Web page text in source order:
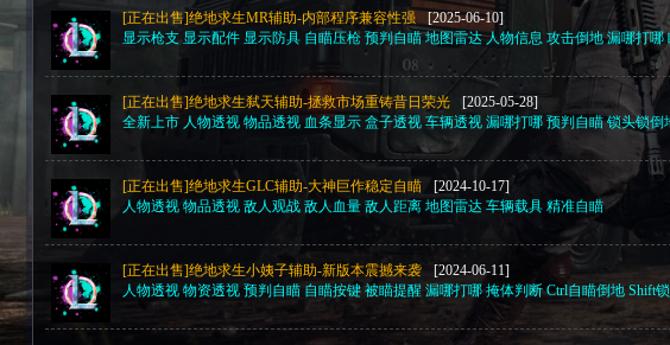
[正在出售]绝地求生MR辅助-内部程序兼容性强
[2025-06-10]
显示枪支 显示配件 显示防具 自瞄压枪 预判自瞄 地图雷达 人物信息 攻击倒地 漏哪打哪
[正在出售]绝地求生弑天辅助-拯救市场重铸昔日荣光
[2025-05-28]
全新上市 人物透视 物品透视 血条显示 盒子透视 车辆透视 漏哪打哪 预判自瞄 锁头锁倒
[正在出售]绝地求生GLC辅助-大神巨作稳定自瞄
[2024-10-17]
人物透视 物品透视 敌人观战 敌人血量 敌人距离 地图雷达 车辆载具 精准自瞄
[正在出售]绝地求生小姨子辅助-新版本震撼来袭
[2024-06-11]
人物透视 物资透视 预判自瞄 自瞄按键 被瞄提醒 漏哪打哪 掩体判断 Ctrl自瞄倒地 Shift